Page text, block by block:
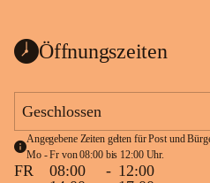
Öffnungszeiten
Geschlossen
Angegebene Zeiten gelten für Post und
Mo - Fr von 08:00 bis 12:00 Uhr.
FR 08:00 - 12:00